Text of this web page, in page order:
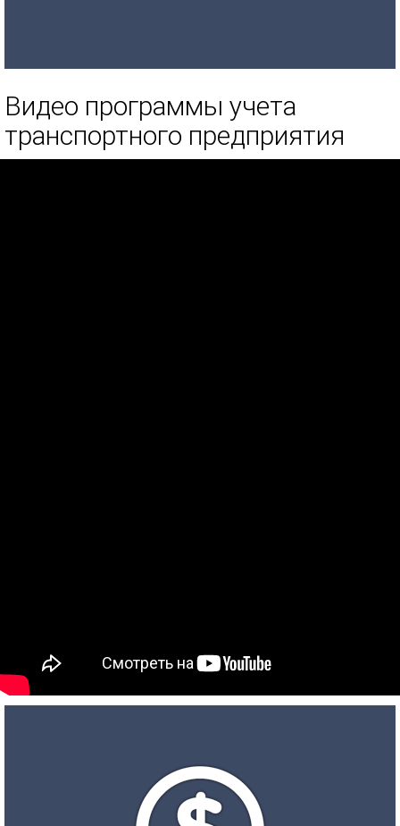
Видео программы учета
транспортного предприятия